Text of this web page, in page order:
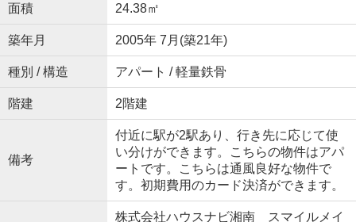
面積 24.38㎡
築年月 2005年 7月(築21年)
種別 / 構造 アパート / 軽量鉄骨
階建 2階建
備考
付近に駅が2駅あり、行き先に応じて使
い分けができます。こちらの物件はアパ
ートです。こちらは通風良好な物件で
す。初期費用のカード決済ができます。
株式会社ハウスナビ湘南 スマイルメイ